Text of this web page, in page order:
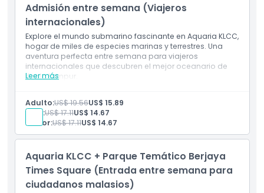
Boleto electrónico para móvil (se requiere
preinscripción)
Admisión entre semana (Viajeros
internacionales)
Explore el mundo submarino fascinante en Aquaria KLCC,
hogar de miles de especies marinas y terrestres. Una
aventura perfecta entre semana para viajeros
internacionales que descubren el mejor oceanario de
Kuala Lumpur.
Leer más
Entrada a Aquaria KLCC
Acceso a todas las zonas temáticas y exposiciones
Entrada al túnel submarino de 90 metros
Válido para viajeros internacionales (lunes a viernes,
excluyendo feriados públicos de Malasia)
Adulto:US$ 19.56US$ 15.89
Niño:US$ 17.11US$ 14.67
Senior:US$ 17.11US$ 14.67
Aquaria KLCC + Parque Temático Berjaya
Times Square (Entrada entre semana para
ciudadanos malasios)